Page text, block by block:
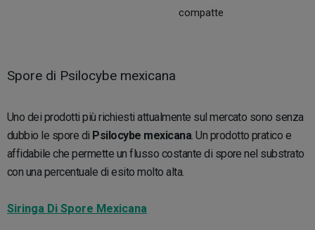
compatte
Spore di Psilocybe mexicana
Uno dei prodotti più richiesti attualmente sul mercato sono senza
dubbio le spore di Psilocybe mexicana. Un prodotto pratico e
affidabile che permette un flusso costante di spore nel substrato
con una percentuale di esito molto alta.
Siringa Di Spore Mexicana